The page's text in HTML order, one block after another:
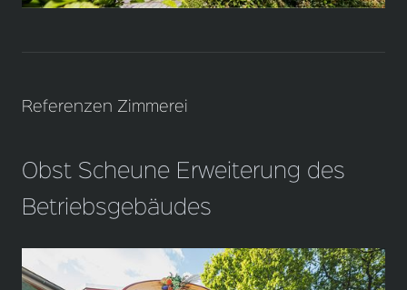
Referenzen Zimmerei
Obst Scheune Erweiterung des
Betriebsgebäudes